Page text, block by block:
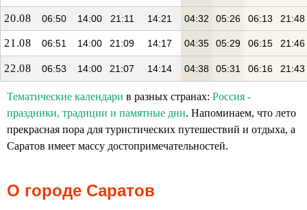
20.08 06:50 14:00 21:11 14:21 04:32 05:26 06:13 21:48
21.08 06:51 14:00 21:09 14:17 04:35 05:29 06:15 21:46
22.08 06:53 14:00 21:07 14:14 04:38 05:31 06:16 21:43
Тематические календари в разных странах: Россия -
праздники, традиции и памятные дни. Напоминаем, что лето
прекрасная пора для туристических путешествий и отдыха, а
Саратов имеет массу достопримечательностей.
О городе Саратов